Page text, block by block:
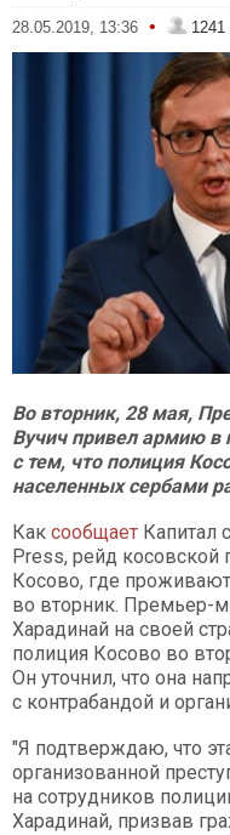
28.05.2019, 13:36 • 1241
Во вторник, 28 мая,
Вучич привел армию в
с тем, что полиция
населенных сербами
Как сообщает Капитал
Press, рейд косовской
Косово, где
во вторник. Премьер-
Харадинай на своей
полиция Косово во
Он уточнил, что она
с контрабандой и
"Я подтверждаю, что
организованной
на сотрудников
Харадинай, призвав